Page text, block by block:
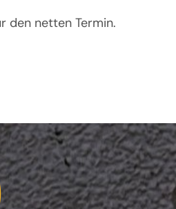
den netten Termin.